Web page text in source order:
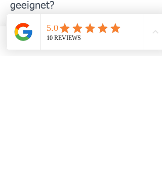
geeignet?
Erschöpfung oder innerer Unruhe
Patient:innen mit stressassoziierten
Beschwerden (z. B. Schlafprobleme,